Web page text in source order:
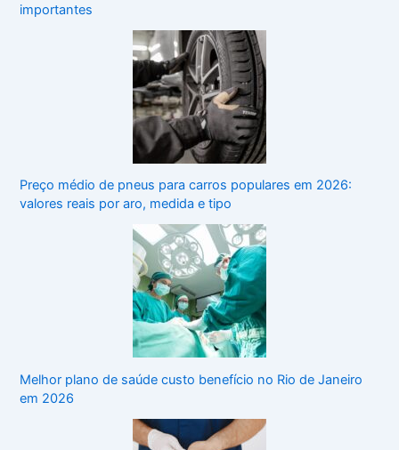
importantes
Preço médio de pneus para carros populares em 2026:
valores reais por aro, medida e tipo
Melhor plano de saúde custo benefício no Rio de Janeiro
em 2026